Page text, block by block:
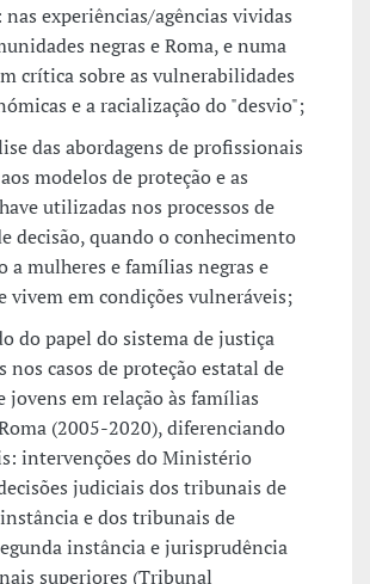
nas experiências/agências vividas
negras e Roma, e numa
crítica sobre as vulnerabilidades
e a racialização do "desvio";
das abordagens de profissionais
modelos de proteção e as
utilizadas nos processos de
decisão, quando o conhecimento
a mulheres e famílias negras e
vivem em condições vulneráveis;
do papel do sistema de justiça
nos casos de proteção estatal de
jovens em relação às famílias
(2005-2020), diferenciando
intervenções do Ministério
judiciais dos tribunais de
e dos tribunais de
instância e jurisprudência
superiores (Tribunal